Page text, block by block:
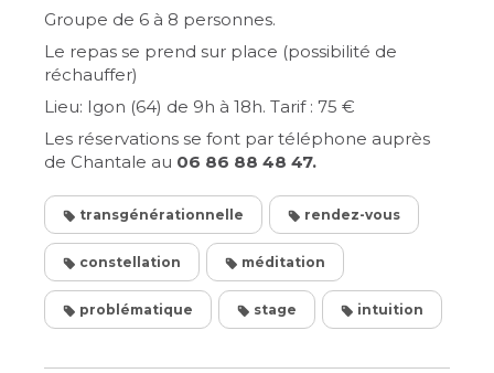
Groupe de 6 à 8 personnes.
Le repas se prend sur place (possibilité de
réchauffer)
Lieu: Igon (64) de 9h à 18h. Tarif : 75 €
Les réservations se font par téléphone auprès
de Chantale au 06 86 88 48 47.
transgénérationnelle rendez-vous
constellation méditation
problématique stage intuition